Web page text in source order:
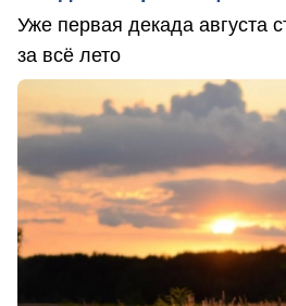
Уже первая декада августа
за всё лето